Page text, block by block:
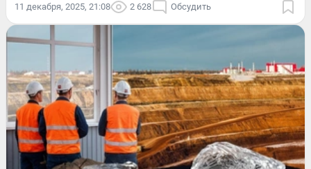
11 декабря, 2025, 21:08 2 628 Обсудить